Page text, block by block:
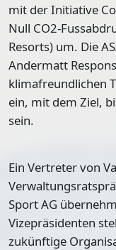
mit der Initiative
Null CO2-
Resorts) um. Die
Andermatt
klimafreundlichen
ein, mit dem Ziel,
sein.
Ein Vertreter von
Sport AG
Vizepräsidenten
zukünftige